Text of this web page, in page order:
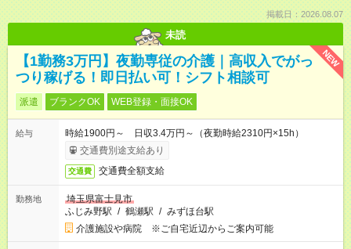
掲載日：2026.08.07
未読
NEW
【1勤務3万円】夜勤専従の介護｜高収入でがっ
つり稼げる！即日払い可！シフト相談可
派遣 ブランクOK WEB登録・面接OK
給与
時給1900円～ 日収3.4万円～（夜勤時給2310円×15h）
交通費別途支給あり
交通費 交通費全額支給
勤務地
埼玉県富士見市
ふじみ野駅 / 鶴瀬駅 / みずほ台駅
介護施設や病院 ※ご自宅近辺からご案内可能